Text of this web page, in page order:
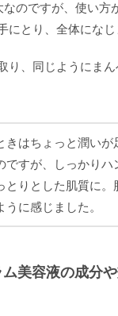
のですが、使い方
にとり、全体になじ
り、同じようにま
きはちょっと潤いが
ですが、しっかりハ
とりとした肌質に。
に感じました。
美容液の成分